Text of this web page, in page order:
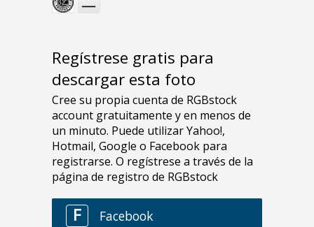
Regístrese gratis para
descargar esta foto